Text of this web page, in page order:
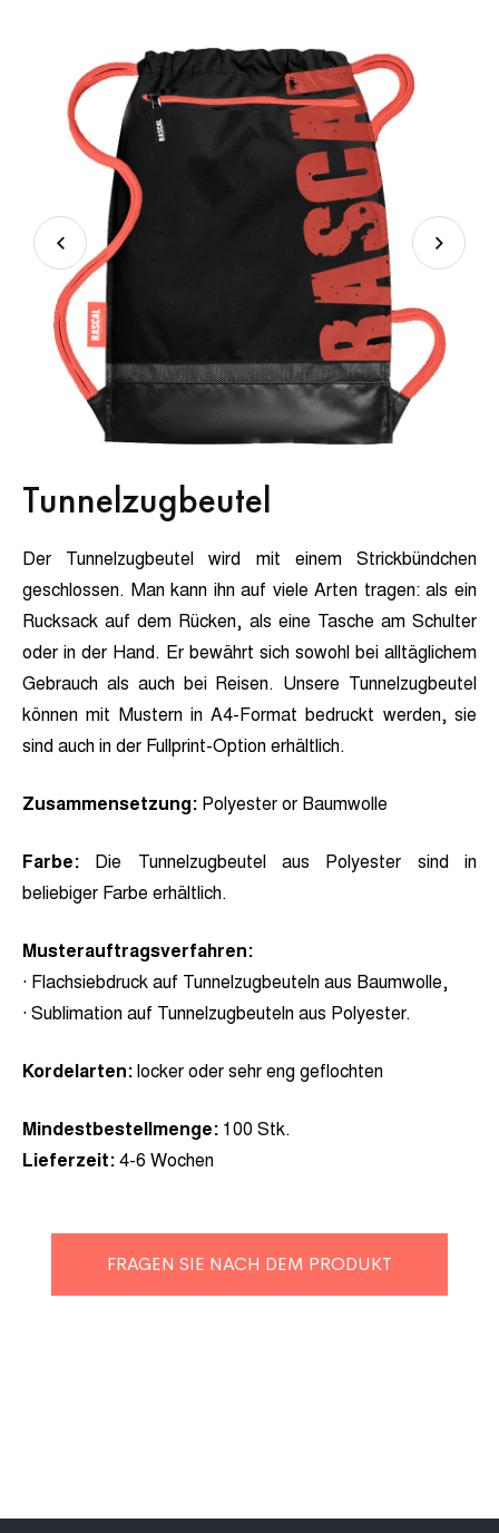
Tunnelzugbeutel
Der Tunnelzugbeutel wird mit einem Strickbündchen
geschlossen. Man kann ihn auf viele Arten tragen: als ein
Rucksack auf dem Rücken, als eine Tasche am Schulter
oder in der Hand. Er bewährt sich sowohl bei alltäglichem
Gebrauch als auch bei Reisen. Unsere Tunnelzugbeutel
können mit Mustern in A4-Format bedruckt werden, sie
sind auch in der Fullprint-Option erhältlich.
Zusammensetzung: Polyester or Baumwolle
Farbe: Die Tunnelzugbeutel aus Polyester sind in
beliebiger Farbe erhältlich.
Musterauftragsverfahren:
· Flachsiebdruck auf Tunnelzugbeuteln aus Baumwolle,
· Sublimation auf Tunnelzugbeuteln aus Polyester.
Kordelarten: locker oder sehr eng geflochten
Mindestbestellmenge: 100 Stk.
Lieferzeit: 4-6 Wochen
FRAGEN SIE NACH DEM PRODUKT